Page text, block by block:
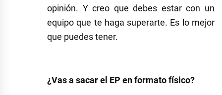
opinión. Y creo que debes estar con un
equipo que te haga superarte. Es lo mejor
que puedes tener.
¿Vas a sacar el EP en formato físico?